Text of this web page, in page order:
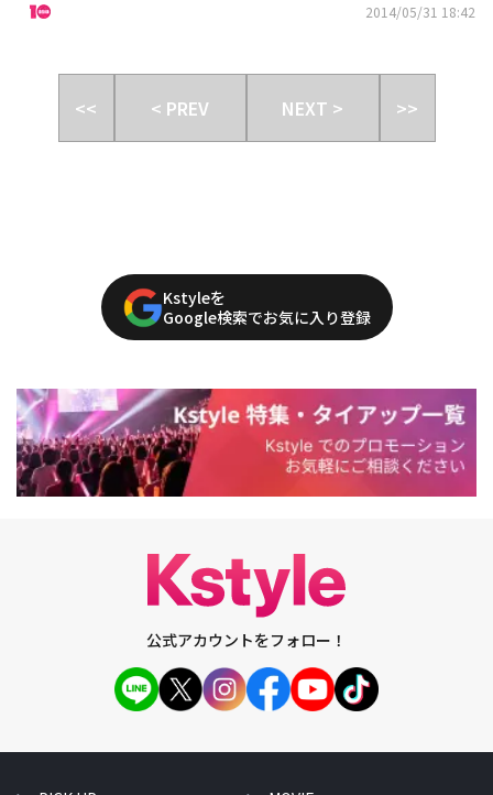
2014/05/31 18:42
<< < PREV NEXT > >>
Kstyleを
Google検索でお気に入り登録
公式アカウントをフォロー！